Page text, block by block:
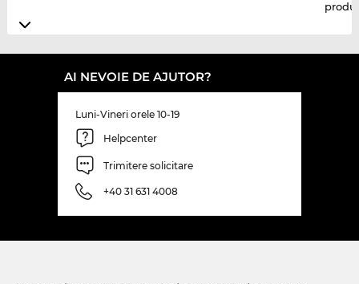
AI NEVOIE DE AJUTOR?
Luni-Vineri orele 10-19
Helpcenter
Trimitere solicitare
+40 31 631 4008